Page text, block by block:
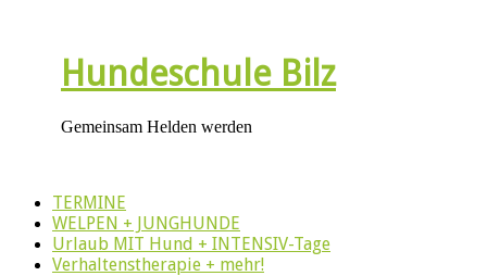
Hundeschule Bilz
Gemeinsam Helden werden
TERMINE
WELPEN + JUNGHUNDE
Urlaub MIT Hund + INTENSIV-Tage
Verhaltenstherapie + mehr!